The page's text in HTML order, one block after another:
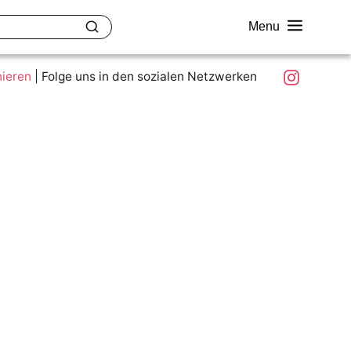
Menu
Was ist colour.education?
Ziele und Mitmachen
Folge uns in den sozialen Netzwerken Instagram